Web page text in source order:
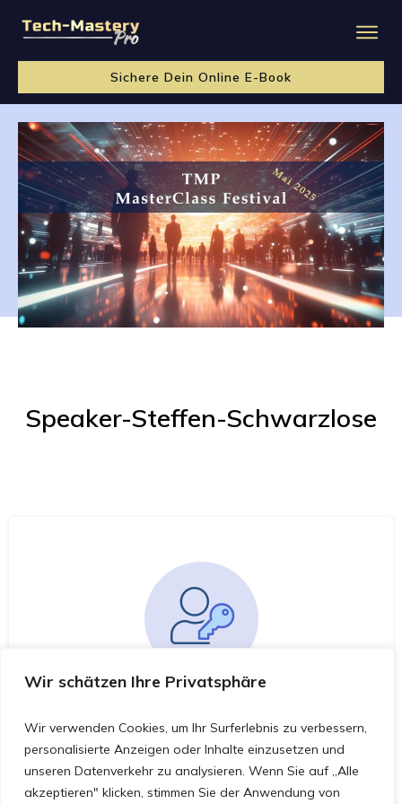
Wir schätzen Ihre Privatsphäre
Wir verwenden Cookies, um Ihr Surferlebnis zu verbessern,
personalisierte Anzeigen oder Inhalte einzusetzen und
unseren Datenverkehr zu analysieren. Wenn Sie auf „Alle
akzeptieren" klicken, stimmen Sie der Anwendung von
Sichere Dein Online E-Book
Speaker-Steffen-Schwarzlose
You must be logged in to access this
This course is only available for registered users.
Click here to login